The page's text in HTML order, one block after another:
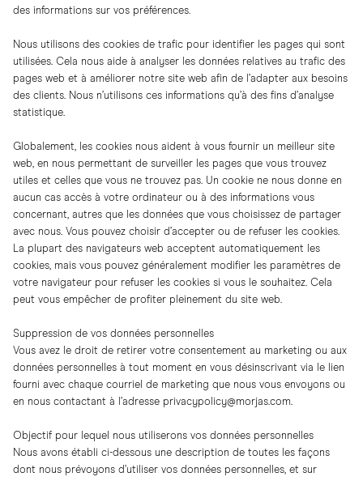
des informations sur vos préférences.
Nous utilisons des cookies de trafic pour identifier les pages qui sont
utilisées. Cela nous aide à analyser les données relatives au trafic des
pages web et à améliorer notre site web afin de l’adapter aux besoins
des clients. Nous n’utilisons ces informations qu’à des fins d’analyse
statistique.
Globalement, les cookies nous aident à vous fournir un meilleur site
web, en nous permettant de surveiller les pages que vous trouvez
utiles et celles que vous ne trouvez pas. Un cookie ne nous donne en
aucun cas accès à votre ordinateur ou à des informations vous
concernant, autres que les données que vous choisissez de partager
avec nous. Vous pouvez choisir d’accepter ou de refuser les cookies.
La plupart des navigateurs web acceptent automatiquement les
cookies, mais vous pouvez généralement modifier les paramètres de
votre navigateur pour refuser les cookies si vous le souhaitez. Cela
peut vous empêcher de profiter pleinement du site web.
Suppression de vos données personnelles
Vous avez le droit de retirer votre consentement au marketing ou aux
données personnelles à tout moment en vous désinscrivant via le lien
fourni avec chaque courriel de marketing que nous vous envoyons ou
en nous contactant à l’adresse privacypolicy@morjas.com.
Objectif pour lequel nous utiliserons vos données personnelles
Nous avons établi ci-dessous une description de toutes les façons
dont nous prévoyons d’utiliser vos données personnelles, et sur